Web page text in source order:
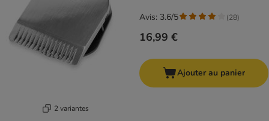
2 variantes
16,99 €
Avis: 3.6/5 (28)
Ajouter au panier